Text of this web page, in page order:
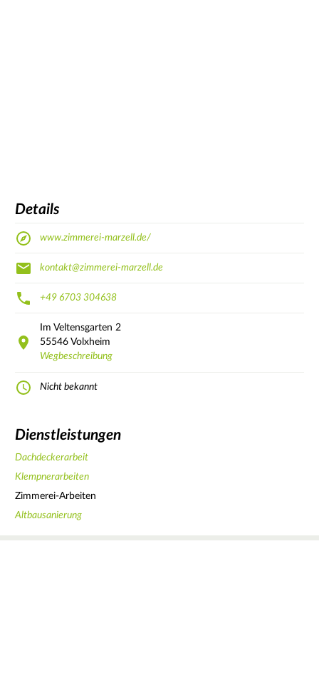
Details
www.zimmerei-marzell.de/
kontakt@zimmerei-marzell.de
+49 6703 304638
Im Veltensgarten 2
55546 Volxheim
Wegbeschreibung
Nicht bekannt
Dienstleistungen
Dachdeckerarbeit
Klempnerarbeiten
Zimmerei-Arbeiten
Altbausanierung